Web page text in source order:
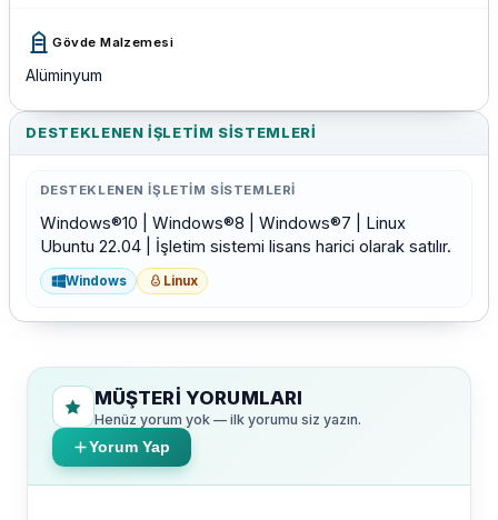
Gövde Malzemesi
Alüminyum
DESTEKLENEN İŞLETIM SISTEMLERI
DESTEKLENEN İŞLETIM SISTEMLERI
Windows®10 | Windows®8 | Windows®7 | Linux
Ubuntu 22.04 | İşletim sistemi lisans harici olarak satılır.
Windows Linux
MÜŞTERI YORUMLARI
Henüz yorum yok — ilk yorumu siz yazın.
Yorum Yap